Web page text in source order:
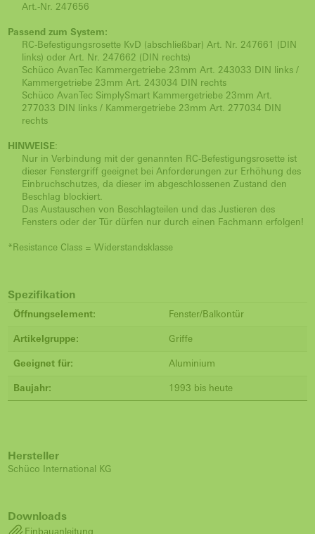
Art.-Nr. 247656
Passend zum System:
RC-Befestigungsrosette KvD (abschließbar) Art. Nr. 247661 (DIN
links) oder Art. Nr. 247662 (DIN rechts)
Schüco AvanTec Kammergetriebe 23mm Art. 243033 DIN links /
Kammergetriebe 23mm Art. 243034 DIN rechts
Schüco AvanTec SimplySmart Kammergetriebe 23mm Art.
277033 DIN links / Kammergetriebe 23mm Art. 277034 DIN
rechts
HINWEISE:
Nur in Verbindung mit der genannten RC-Befestigungsrosette ist
dieser Fenstergriff geeignet bei Anforderungen zur Erhöhung des
Einbruchschutzes, da dieser im abgeschlossenen Zustand den
Beschlag blockiert.
Das Austauschen von Beschlagteilen und das Justieren des
Fensters oder der Tür dürfen nur durch einen Fachmann erfolgen!
*Resistance Class = Widerstandsklasse
Spezifikation
Öffnungselement: Fenster/Balkontür
Artikelgruppe: Griffe
Geeignet für: Aluminium
Baujahr: 1993 bis heute
Hersteller
Schüco International KG
Downloads
Einbauanleitung